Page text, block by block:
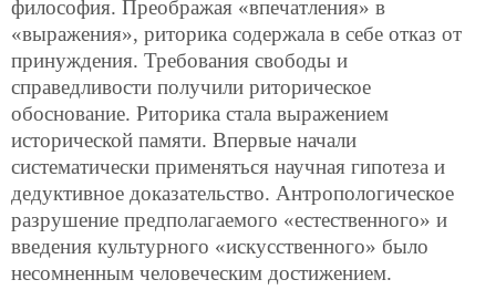
философия. Преображая «впечатления» в
«выражения», риторика содержала в себе отказ от
принуждения. Требования свободы и
справедливости получили риторическое
обоснование. Риторика стала выражением
исторической памяти. Впервые начали
систематически применяться научная гипотеза и
дедуктивное доказательство. Антропологическое
разрушение предполагаемого «естественного» и
введения культурного «искусственного» было
несомненным человеческим достижением.